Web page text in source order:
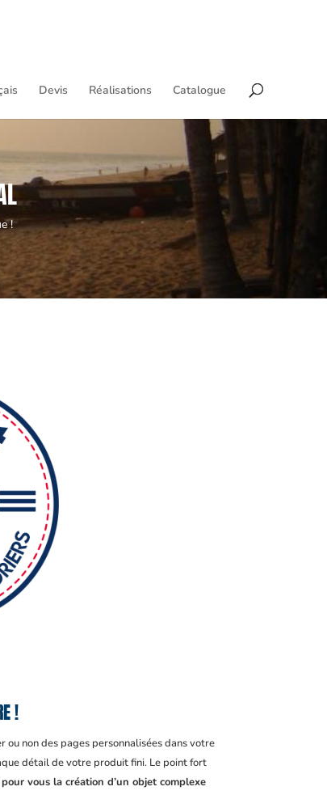
Devis Réalisations Catalogue
!
!
non des pages personnalisées dans votre
détail de votre produit fini. Le point fort
vous la création d’un objet complexe